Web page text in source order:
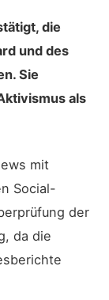
die
und des
Sie
als
mit
Social-
der
da die